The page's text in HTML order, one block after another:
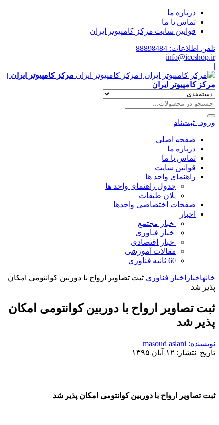
درباره ما
تماس با ما
قوانین سایت مرکز کامپیوتر ایران
تلفن اطلاعات: 88898484
info@iccshop.ir
|
مرکز کامپیوتر ایران |
مرکز کامپیوتر ایران
ورود | ثبت‌نام
صفحه اصلی
درباره ما
تماس با ما
قوانین سایت
راهنمای واحد ها
جدول راهنمای واحد ها
پلان طبقات
صفحات اختصاصی واحدها
اخبار
اخبار مجتمع
اخبار فناوری
اخبار اقتصادی
مقالات آموزشی
60 ثانیه فناوری
خانهاخبار اخبار فناوری ثبت تصاویر ارواح با دوربین کوانتومی امکان
پذیر شد
ثبت تصاویر ارواح با دوربین کوانتومی امکان
پذیر شد
نویسنده: masoud aslani
تاریخ انتشار: ۱۲ آبان ۱۳۹۵
ثبت تصاویر ارواح با دوربین کوانتومی امکان پذیر شد